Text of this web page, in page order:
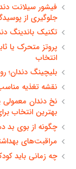
فیشور سیلانت
جلوگیری از
تکنیک باندینگ
پروتز متحرک یا
انتخاب
بلیچینگ دندان؛
نقشه تغذیه
نخ دندان معمولی
بهترین انتخاب
چگونه از بوی بد
مراقبت‌های
چه زمانی باید